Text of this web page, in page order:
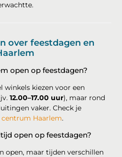
over feestdagen en
open op feestdagen?
winkels kiezen voor een
12.00–17.00 uur), maar rond
vaker. Check je
centrum Haarlem.
open op feestdagen?
open, maar tijden verschillen